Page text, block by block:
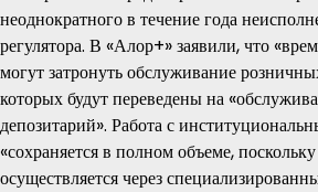
неоднократного в течение года
регулятора. В «Алор+» заявили, что
могут затронуть обслуживание
которых будут переведены на
депозитарий». Работа с
«сохраняется в полном объеме,
осуществляется через